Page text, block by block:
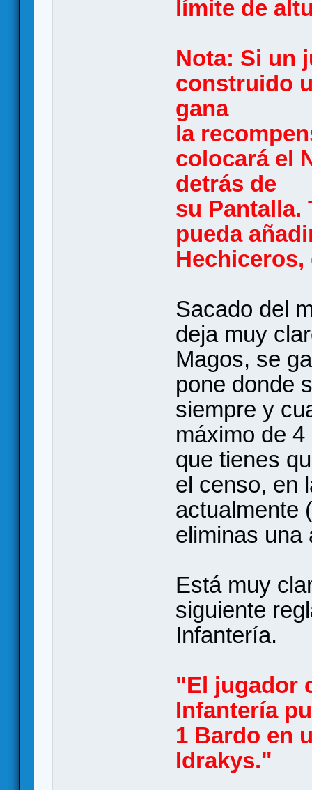
límite de
Nota: Si un
construido
gana
la
colocará el
detrás de
su Pantalla.
pueda
Hechiceros,
Sacado del
deja muy
Magos, se
pone donde
siempre y
máximo de
que tienes
el censo, en
actualmente
eliminas una
Está muy
siguiente
Infantería.
"El jugador
Infantería
1 Bardo en
Idrakys."